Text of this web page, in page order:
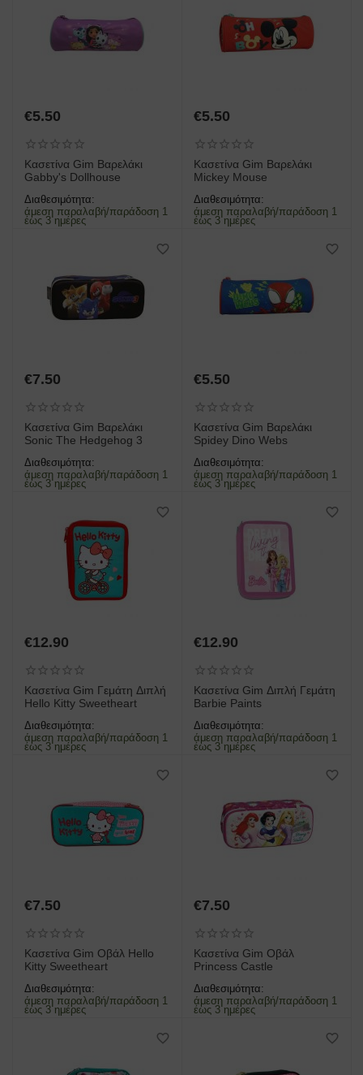
€5.50
Κασετίνα Gim Βαρελάκι
Gabby's Dollhouse
Διαθεσιμότητα:
άμεση παραλαβή/παράδοση 1
έως 3 ημέρες
€5.50
Κασετίνα Gim Βαρελάκι
Mickey Mouse
Διαθεσιμότητα:
άμεση παραλαβή/παράδοση 1
έως 3 ημέρες
€7.50
Κασετίνα Gim Βαρελάκι
Sonic The Hedgehog 3
Διαθεσιμότητα:
άμεση παραλαβή/παράδοση 1
έως 3 ημέρες
€5.50
Κασετίνα Gim Βαρελάκι
Spidey Dino Webs
Διαθεσιμότητα:
άμεση παραλαβή/παράδοση 1
έως 3 ημέρες
€12.90
Κασετίνα Gim Γεμάτη Διπλή
Hello Kitty Sweetheart
Διαθεσιμότητα:
άμεση παραλαβή/παράδοση 1
έως 3 ημέρες
€12.90
Κασετίνα Gim Διπλή Γεμάτη
Barbie Paints
Διαθεσιμότητα:
άμεση παραλαβή/παράδοση 1
έως 3 ημέρες
€7.50
Κασετίνα Gim Οβάλ Hello
Kitty Sweetheart
Διαθεσιμότητα:
άμεση παραλαβή/παράδοση 1
έως 3 ημέρες
€7.50
Κασετίνα Gim Οβάλ
Princess Castle
Διαθεσιμότητα:
άμεση παραλαβή/παράδοση 1
έως 3 ημέρες